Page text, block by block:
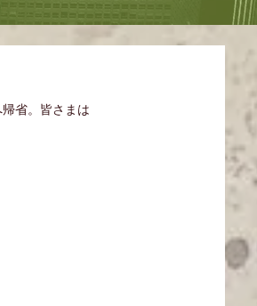
省。皆さまは